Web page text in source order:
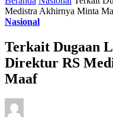
Medistra Akhirnya Minta
Nasional
Terkait Dugaan
Direktur RS
Maaf